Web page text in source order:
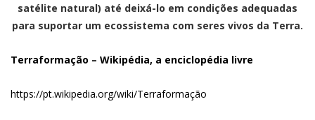
satélite natural) até deixá-lo em condições adequadas
para suportar um ecossistema com seres vivos da Terra.
Terraformação – Wikipédia, a enciclopédia livre
https://pt.wikipedia.org/wiki/Terraformação